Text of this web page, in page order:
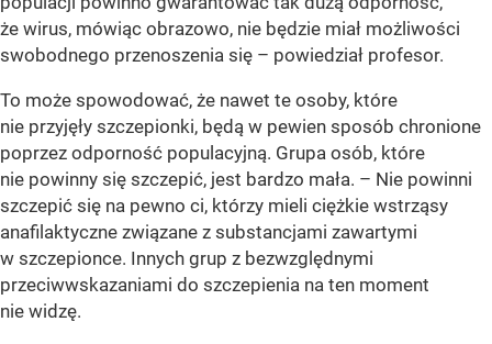
że wirus, mówiąc obrazowo, nie będzie miał możliwości
swobodnego przenoszenia się – powiedział profesor.
To może spowodować, że nawet te osoby, które
nie przyjęły szczepionki, będą w pewien sposób chronione
poprzez odporność populacyjną. Grupa osób, które
nie powinny się szczepić, jest bardzo mała. – Nie powinni
szczepić się na pewno ci, którzy mieli ciężkie wstrząsy
anafilaktyczne związane z substancjami zawartymi
w szczepionce. Innych grup z bezwzględnymi
przeciwwskazaniami do szczepienia na ten moment
nie widzę.